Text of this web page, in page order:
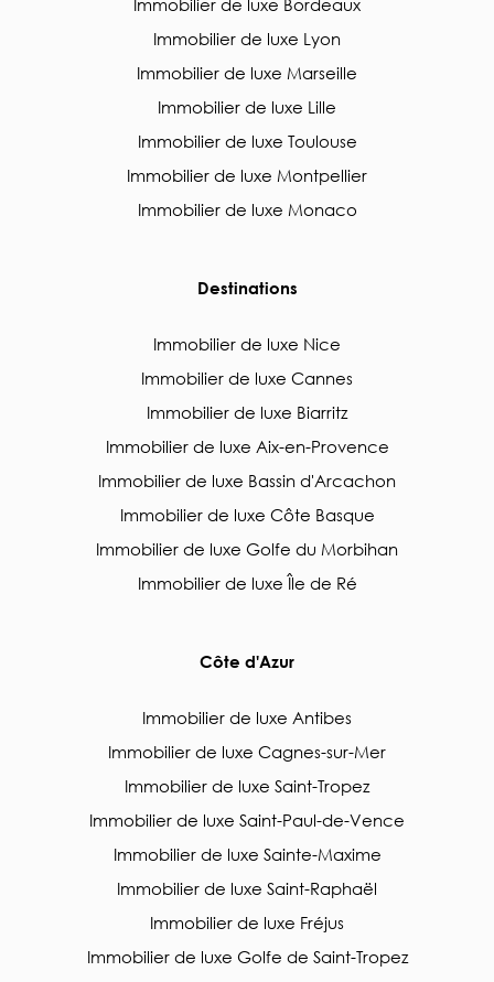
Immobilier de luxe Lyon
Immobilier de luxe Marseille
Immobilier de luxe Lille
Immobilier de luxe Toulouse
Immobilier de luxe Montpellier
Immobilier de luxe Monaco
Destinations
Immobilier de luxe Nice
Immobilier de luxe Cannes
Immobilier de luxe Biarritz
Immobilier de luxe Aix-en-Provence
Immobilier de luxe Bassin d'Arcachon
Immobilier de luxe Côte Basque
Immobilier de luxe Golfe du Morbihan
Immobilier de luxe Île de Ré
Côte d'Azur
Immobilier de luxe Antibes
Immobilier de luxe Cagnes-sur-Mer
Immobilier de luxe Saint-Tropez
Immobilier de luxe Saint-Paul-de-Vence
Immobilier de luxe Sainte-Maxime
Immobilier de luxe Saint-Raphaël
Immobilier de luxe Fréjus
Immobilier de luxe Golfe de Saint-Tropez